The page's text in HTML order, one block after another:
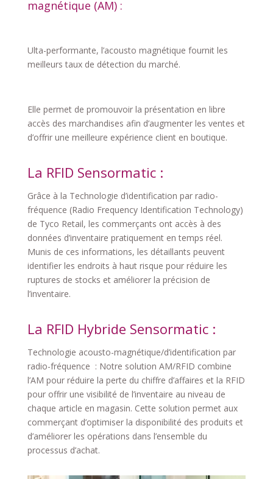
magnétique (AM) :
Ulta-performante, l’acousto magnétique fournit les
meilleurs taux de détection du marché.
Elle permet de promouvoir la présentation en libre
accès des marchandises afin d’augmenter les ventes et
d’offrir une meilleure expérience client en boutique.
La RFID Sensormatic :
Grâce à la Technologie d’identification par radio-
fréquence (Radio Frequency Identification Technology)
de Tyco Retail, les commerçants ont accès à des
données d’inventaire pratiquement en temps réel.
Munis de ces informations, les détaillants peuvent
identifier les endroits à haut risque pour réduire les
ruptures de stocks et améliorer la précision de
l’inventaire.
La RFID Hybride Sensormatic :
Technologie acousto-magnétique/d’identification par
radio-fréquence : Notre solution AM/RFID combine
l’AM pour réduire la perte du chiffre d’affaires et la RFID
pour offrir une visibilité de l’inventaire au niveau de
chaque article en magasin. Cette solution permet aux
commerçant d’optimiser la disponibilité des produits et
d’améliorer les opérations dans l’ensemble du
processus d’achat.